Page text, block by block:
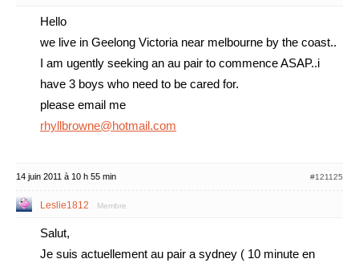
Hello
we live in Geelong Victoria near melbourne by the coast..
I am ugently seeking an au pair to commence ASAP..i
have 3 boys who need to be cared for.
please email me
rhyllbrowne@hotmail.com
14 juin 2011 à 10 h 55 min #121125
Leslie1812 Membre
Salut,
Je suis actuellement au pair a sydney ( 10 minute en